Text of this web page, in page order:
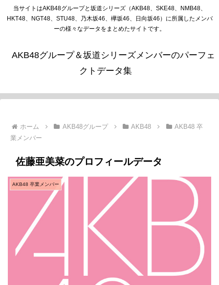
当サイトはAKB48グループと坂道シリーズ（AKB48、SKE48、NMB48、
HKT48、NGT48、STU48、乃木坂46、欅坂46、日向坂46）に所属したメンバ
ーの様々なデータをまとめたサイトです。
AKB48グループ＆坂道シリーズメンバーのパーフェ
クトデータ集
ホーム AKB48グループ AKB48
AKB48 卒
業メンバー
佐藤亜美菜のプロフィールデータ
AKB48 卒業メンバー